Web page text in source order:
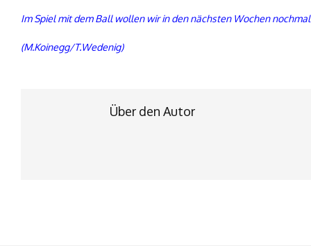
Im Spiel mit dem Ball wollen wir in den nächsten Wochen
(M.Koinegg/T.Wedenig)
Über den Autor